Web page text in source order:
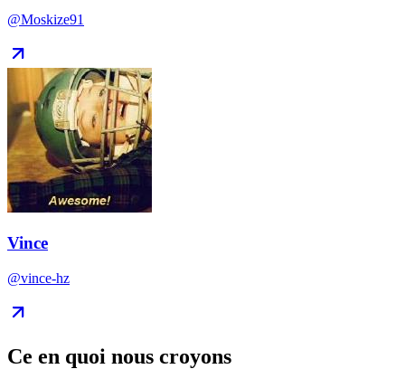
@Moskize91
Vince
@vince-hz
Ce en quoi nous croyons